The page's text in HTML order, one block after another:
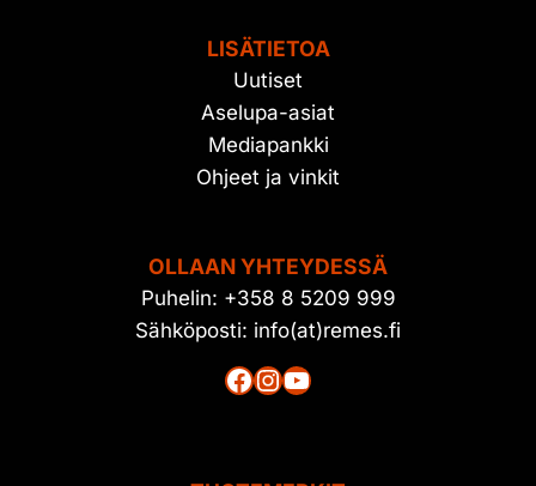
LISÄTIETOA
Uutiset
Aselupa-asiat
Mediapankki
Ohjeet ja vinkit
OLLAAN YHTEYDESSÄ
Puhelin: +358 8 5209 999
Sähköposti: info(at)remes.fi
Facebook
Instagram
YouTube